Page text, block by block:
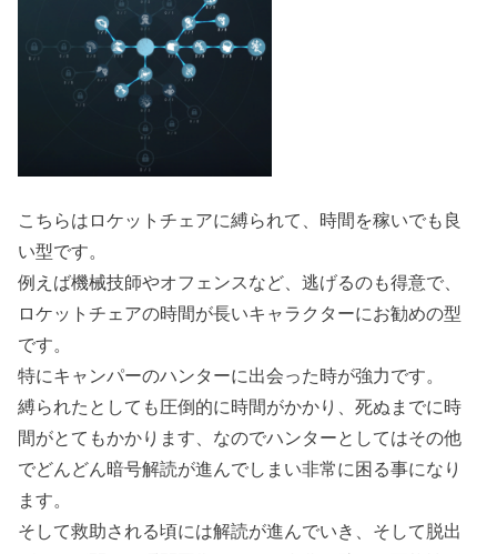
こちらはロケットチェアに縛られて、時間を稼いでも良
い型です。
例えば機械技師やオフェンスなど、逃げるのも得意で、
ロケットチェアの時間が長いキャラクターにお勧めの型
です。
特にキャンパーのハンターに出会った時が強力です。
縛られたとしても圧倒的に時間がかかり、死ぬまでに時
間がとてもかかります、なのでハンターとしてはその他
でどんどん暗号解読が進んでしまい非常に困る事になり
ます。
そして救助される頃には解読が進んでいき、そして脱出